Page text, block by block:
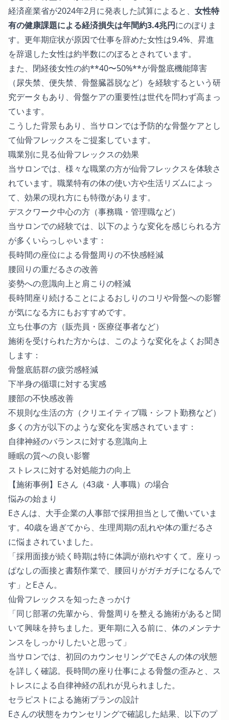
経済産業省が2024年2月に発表した試算によると、 女性特
有の健康課題による経済損失は年間約3.4兆円にのぼりま
す。更年期症状が原因で仕事を辞めた女性は9.4%、昇進
を辞退した女性は約半数にのぼるとされています。
また、閉経後女性の約**40〜50%**が骨盤底機能障害
（尿失禁、便失禁、骨盤臓器脱など）を経験するという研
究データ もあり、骨盤ケアの重要性は世代を問わず高まっ
ています。
こうした背景もあり、当サロンでは予防的な骨盤ケアとし
て仙骨フレックスをご提案しています。
職業別に見る仙骨フレックスの効果
当サロンでは、様々な職業の方が仙骨フレックスを体験さ
れています。職業特有の体の使い方や生活リズムによっ
て、効果の現れ方にも特徴があります。
デスクワーク中心の方（事務職・管理職など）
当サロンでの経験では、以下のような変化を感じられる方
が多くいらっしゃいます：
長時間の座位による骨盤周りの不快感軽減
腰回りの重だるさの改善
姿勢への意識向上と肩こりの軽減
長時間座り続けることによるおしりのコリや骨盤への影響
が気になる方にもおすすめです。
立ち仕事の方（販売員・医療従事者など）
施術を受けられた方からは、このような変化をよくお聞き
します：
骨盤底筋群の疲労感軽減
下半身の循環に対する実感
腰部の不快感改善
不規則な生活の方（クリエイティブ職・シフト勤務など）
多くの方が以下のような変化を実感されています：
自律神経のバランスに対する意識向上
睡眠の質への良い影響
ストレスに対する対処能力の向上
【施術事例】Eさん（43歳・人事職）の場合
悩みの始まり
Eさんは、大手企業の人事部で採用担当として働いていま
す。40歳を過ぎてから、生理周期の乱れや体の重だるさ
に悩まされていました。
「採用面接が続く時期は特に体調が崩れやすくて。座りっ
ぱなしの面接と書類作業で、腰回りがガチガチになるんで
す」とEさん。
仙骨フレックスを知ったきっかけ
「同じ部署の先輩から、骨盤周りを整える施術があると聞
いて興味を持ちました。更年期に入る前に、体のメンテナ
ンスをしっかりしたいと思って」
当サロンでは、初回のカウンセリングでEさんの体の状態
を詳しく確認。長時間の座り仕事による骨盤の歪みと、ス
トレスによる自律神経の乱れが見られました。
セラピストによる施術プランの設計
Eさんの状態をカウンセリングで確認した結果、以下のプ